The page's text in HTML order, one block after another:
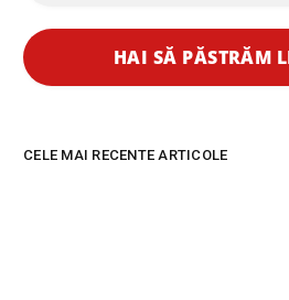
CELE MAI RECENTE ARTICOLE